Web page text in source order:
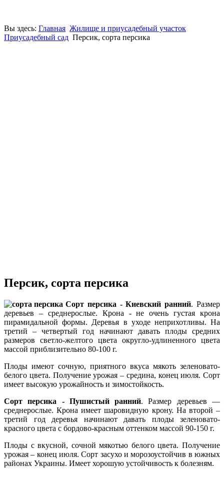
Вы здесь: Главная Жилище и приусадебный участок
Приусадебный сад Персик, сорта персика
Персик, сорта персика
Сорт персика - Киевский ранний. Размер
деревьев – среднерослые. Крона - не очень густая крона
пирамидальной формы. Деревья в уходе неприхотливы. На
третий – четвертый год начинают давать плоды средних
размеров светло-желтого цвета округло-удлиненного цвета
массой приблизительно 80-100 г.
Плоды имеют сочную, приятного вкуса мякоть зеленовато-
белого цвета. Получение урожая – средина, конец июля. Сорт
имеет высокую урожайность и зимостойкость.
Сорт персика - Пушистый ранний. Размер деревьев —
среднерослые. Крона имеет шаровидную крону. На второй –
третий год деревья начинают давать плоды зеленовато-
красного цвета с бордово-красным оттенком массой 90-150 г.
Плоды с вкусной, сочной мякотью белого цвета. Получение
урожая – конец июля. Сорт засухо и морозоустойчив в южных
районах Украины. Имеет хорошую устойчивость к болезням.